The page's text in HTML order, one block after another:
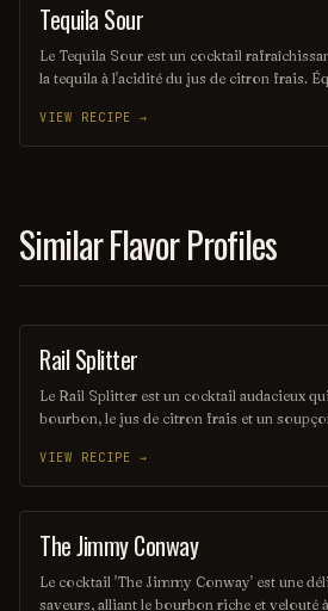
ORDINARY DRINK
Tequila Sour
Le Tequila Sour est un cocktail
la tequila à l'acidité du jus de citron frais.
veloutée, il offre une expérience gustative
Parfait pour les amateurs de cocktails qui
VIEW RECIPE →
Similar Flavor Profiles
COCKTAIL
Rail Splitter
Le Rail Splitter est un cocktail audacieux
bourbon, le jus de citron frais et un
évoquant les saveurs rustiques du terroir
amateurs de cocktails classiques revisités,
papilles.
VIEW RECIPE →
COCKTAIL
The Jimmy Conway
Le cocktail 'The Jimmy Conway' est une
saveurs, alliant le bourbon riche et velouté